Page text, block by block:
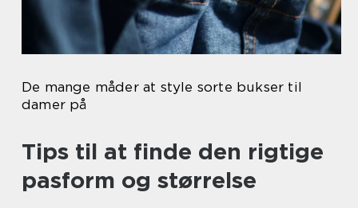
De mange måder at style sorte bukser til
damer på
Tips til at finde den rigtige
pasform og størrelse